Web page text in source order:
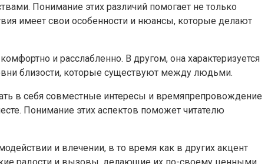
Понимание этих различий помогает не только
имеет свои особенности и нюансы, которые делают
и расслабленно. В другом, она характеризуется
близости, которые существуют между людьми.
в себя совместные интересы и времяпрепровождение
Понимание этих аспектов поможет читателю
и влечении, в то время как в других акцент
радости и вызовы, делающие их по-своему ценными.